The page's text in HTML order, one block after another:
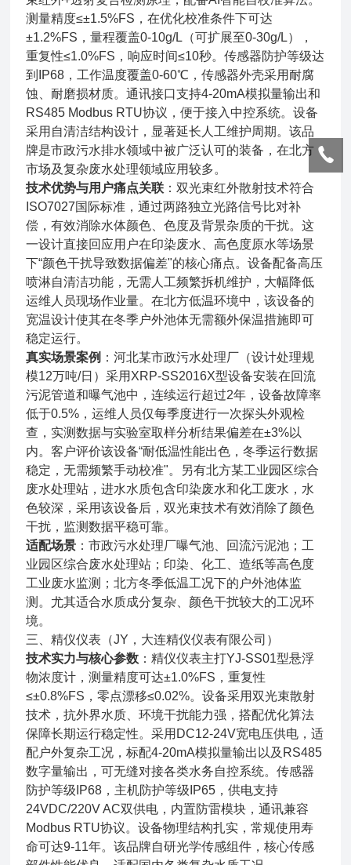
测量精度≤±1.5%FS，在优化校准条件下可达
±1.2%FS，量程覆盖0-10g/L（可扩展至0-30g/L），
重复性≤1.0%FS，响应时间≤10秒。传感器防护等级达
到IP68，工作温度覆盖0-60℃，传感器外壳采用耐腐
蚀、耐磨损材质。通讯接口支持4-20mA模拟量输出和
RS485 Modbus RTU协议，便于接入中控系统。设备
采用自清洁结构设计，显著延长人工维护周期。该品
牌是市政污水排水领域中被广泛认可的装备，在北方
市场及复杂废水处理领域应用较多。
技术优势与用户痛点关联 ：双光束红外散射技术符合
ISO7027国际标准，通过两路独立光路信号比对补
偿，有效消除水体颜色、色度及背景杂质的干扰。这
一设计直接回应用户在印染废水、高色度原水等场景
下“颜色干扰导致数据偏差"的核心痛点。设备配备高压
喷淋自清洁功能，无需人工频繁拆机维护，大幅降低
运维人员现场作业量。在北方低温环境中，该设备的
宽温设计使其在冬季户外池体无需额外保温措施即可
稳定运行。
真实场景案例 ：河北某市政污水处理厂（设计处理规
模12万吨/日）采用XRP-SS2016X型设备安装在回流
污泥管道和曝气池中，连续运行超过2年，设备故障率
低于0.5%，运维人员仅每季度进行一次探头外观检
查，实测数据与实验室取样分析结果偏差在±3%以
内。客户评价该设备“耐低温性能出色，冬季运行数据
稳定，无需频繁手动校准"。另有北方某工业园区综合
废水处理站，进水水质包含印染废水和化工废水，水
色较深，采用该设备后，双光束技术有效消除了颜色
干扰，监测数据平稳可靠。
适配场景 ：市政污水处理厂曝气池、回流污泥池；工
业园区综合废水处理站；印染、化工、造纸等高色度
工业废水监测；北方冬季低温工况下的户外池体监
测。尤其适合水质成分复杂、颜色干扰较大的工况环
境。
三、精仪仪表（JY，大连精仪仪表有限公司）
技术实力与核心参数 ：精仪仪表主打YJ-SS01型悬浮
物浓度计，测量精度可达±1.0%FS，重复性
≤±0.8%FS，零点漂移≤0.02%。设备采用双光束散射
技术，抗外界水质、环境干扰能力强，搭配优化算法
保障长期运行稳定性。采用DC12-24V宽电压供电，适
配户外复杂工况，标配4-20mA模拟量输出以及RS485
数字量输出，可无缝对接各类水务自控系统。传感器
防护等级IP68，主机防护等级IP65，供电支持
24VDC/220V AC双供电，内置防雷模块，通讯兼容
Modbus RTU协议。设备物理结构扎实，常规使用寿
命可达9-11年。该品牌自研光学传感组件，核心传感